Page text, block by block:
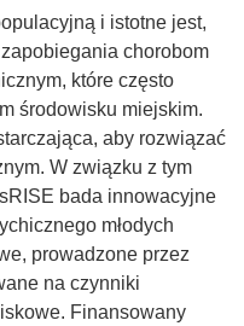
i istotne jest,
chorobom
które często
środowisku miejskim.
aby rozwiązać
W związku z tym
bada innowacyjne
młodych
prowadzone przez
na czynniki
Finansowany